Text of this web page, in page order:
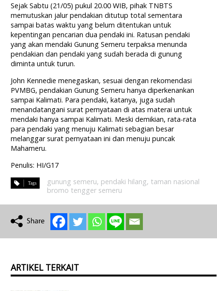
Sejak Sabtu (21/05) pukul 20.00 WIB, pihak TNBTS
memutuskan jalur pendakian ditutup total sementara
sampai batas waktu yang belum ditentukan untuk
kepentingan pencarian dua pendaki ini. Ratusan pendaki
yang akan mendaki Gunung Semeru terpaksa menunda
pendakian dan pendaki yang sudah berada di gunung
diminta untuk turun.
John Kennedie menegaskan, sesuai dengan rekomendasi
PVMBG, pendakian Gunung Semeru hanya diperkenankan
sampai Kalimati. Para pendaki, katanya, juga sudah
menandatangani surat pernyataan di atas materai untuk
mendaki hanya sampai Kalimati. Meski demikian, rata-rata
para pendaki yang menuju Kalimati sebagian besar
melanggar surat pernyataan ini dan menuju puncak
Mahameru.
Penulis: HI/G17
gunung semeru, pendaki hilang, taman nasional
bromo tengger semeru
ARTIKEL TERKAIT